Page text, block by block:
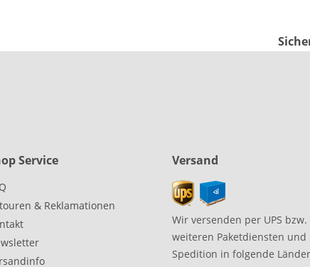
Service
& Reklamationen
Versand
Wir versenden per UPS bzw.
weiteren Paketdiensten und
Spedition in folgende